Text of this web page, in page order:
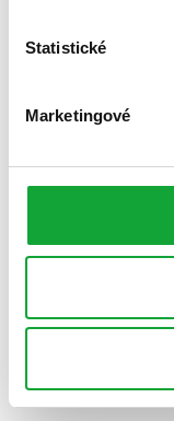
Statistické
Marketingové